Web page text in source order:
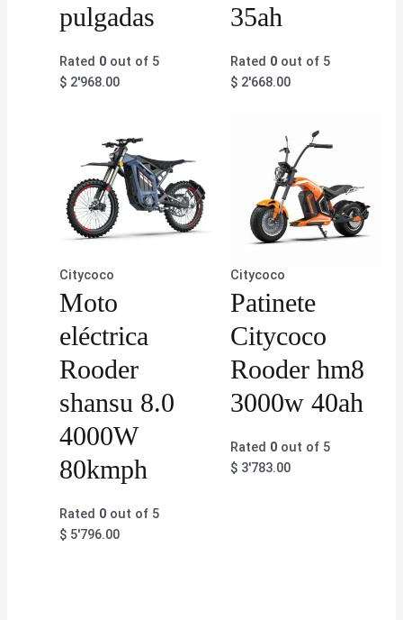
pulgadas
Rated 0 out of 5
$ 2'968.00
35ah
Rated 0out of 5
$2'668.00
Citycoco
Moto
eléctrica
Rooder
shansu 8.0
4000W
80kmph
Rated 0 out of 5
$ 5'796.00
Citycoco
Patinete
Citycoco
Rooder hm8
3000w 40ah
Rated 0out of 5
$3'783.00